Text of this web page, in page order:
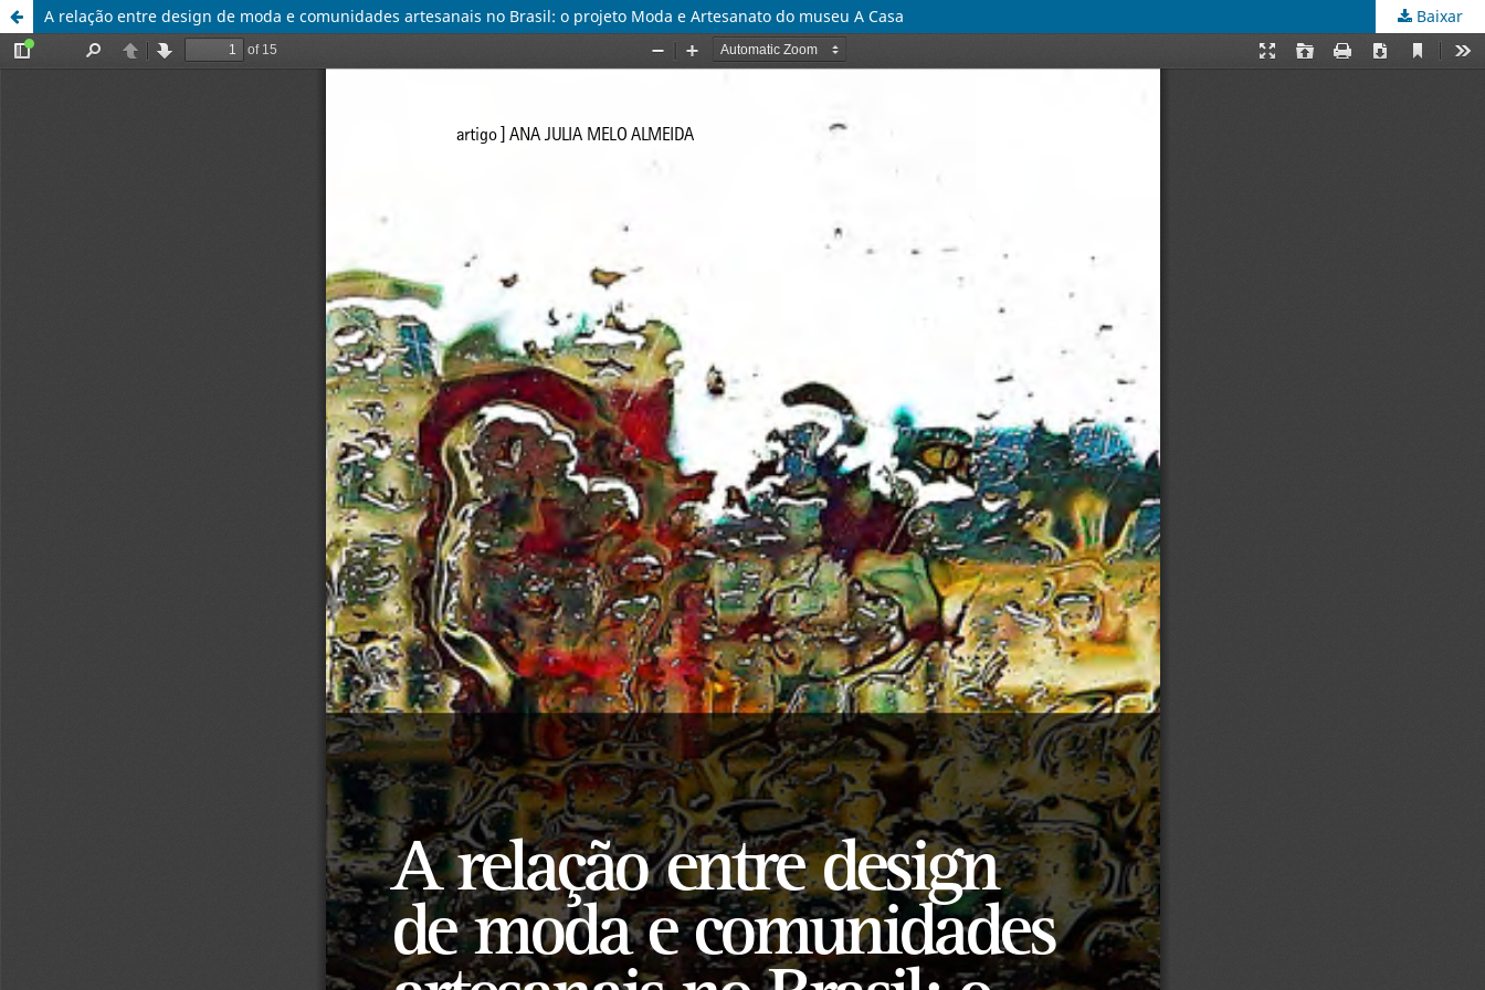
A relação entre design de moda e comunidades artesanais no Brasil: o projeto Moda e Artesanato do museu A Casa Baixar